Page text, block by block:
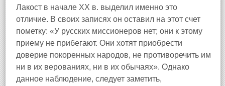
Лакост в начале ХХ в. выделил именно это
отличие. В своих записях он оставил на этот счет
пометку: «У русских миссионеров нет; они к этому
приему не прибегают. Они хотят приобрести
доверие покоренных народов, не противоречить им
ни в их верованиях, ни в их обычаях». Однако
данное наблюдение, следует заметить,